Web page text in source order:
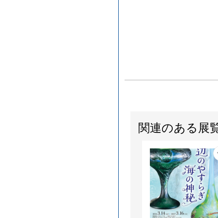
関連のある展